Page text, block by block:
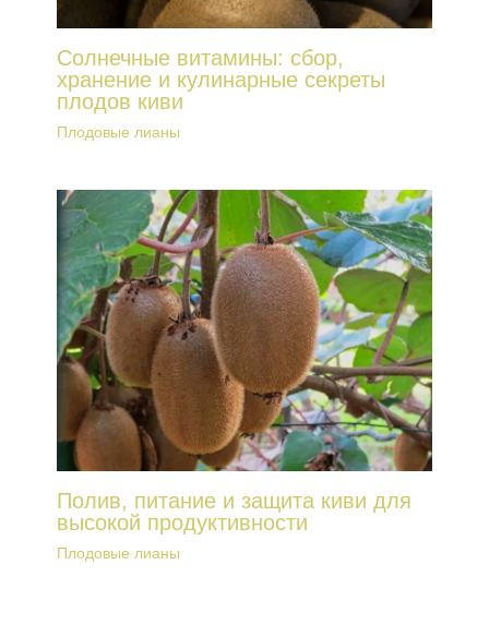
Солнечные витамины: сбор,
хранение и кулинарные секреты
плодов киви
Плодовые лианы
Полив, питание и защита киви для
высокой продуктивности
Плодовые лианы